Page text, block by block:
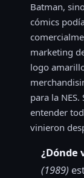
Batman,
cómics
marketing
logo
para la
entender
vinieron
¿Dónde
(1989)